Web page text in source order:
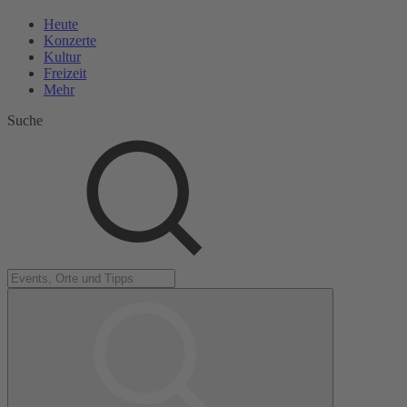
Heute
Konzerte
Kultur
Freizeit
Mehr
Suche